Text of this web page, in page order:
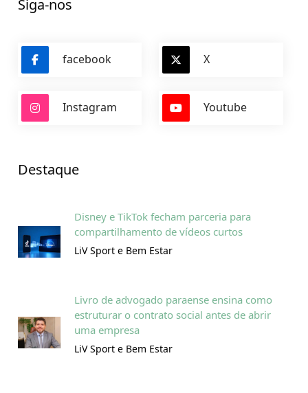
Siga-nos
facebook X
Instagram Youtube
Destaque
Disney e TikTok fecham parceria para
compartilhamento de vídeos curtos
LiV Sport e Bem Estar
Livro de advogado paraense ensina como
estruturar o contrato social antes de abrir
uma empresa
LiV Sport e Bem Estar